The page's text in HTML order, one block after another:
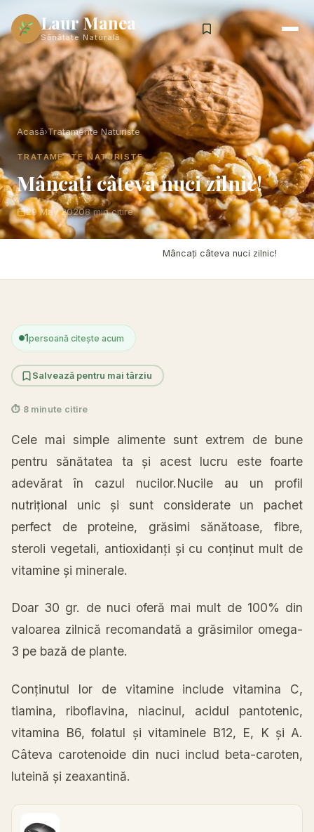
Laur Manea
Sănătate Naturală
Acasă›Tratamente Naturiste
TRATAMENTE NATURISTE
Mâncați câteva nuci zilnic!
29 May 20208 min citire
Mâncați câteva nuci zilnic!
1persoană citește acum
Salvează pentru mai târziu
⏱ 8 minute citire
Cele mai simple alimente sunt extrem de bune
pentru sănătatea ta și acest lucru este foarte
adevărat în cazul nucilor.Nucile au un profil
nutrițional unic și sunt considerate un pachet
perfect de proteine, grăsimi sănătoase, fibre,
steroli vegetali, antioxidanți și cu conținut mult de
vitamine și minerale.
Doar 30 gr. de nuci oferă mai mult de 100% din
valoarea zilnică recomandată a grăsimilor omega-
3 pe bază de plante.
Conținutul lor de vitamine include vitamina C,
tiamina, riboflavina, niacinul, acidul pantotenic,
vitamina B6, folatul și vitaminele B12, E, K și A.
Câteva carotenoide din nuci includ beta-caroten,
luteină și zeaxantină.